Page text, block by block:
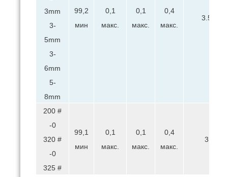
3mm
3-
5mm
3-
6mm
5-
8mm
99,2
мин
0,1
макс.
0,1
макс.
0,4
макс.
3.5
200 #
-0
320 #
-0
325 #
99,1
мин
0,1
макс.
0,1
макс.
0,4
макс.
3.5